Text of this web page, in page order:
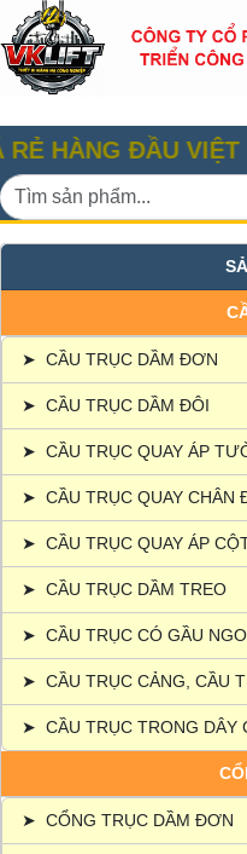
ĐẦU VIỆT NAM
➤ CẦU TRỤC DẦM ĐƠN
➤ CẦU TRỤC DẦM ĐÔI
➤ CẦU TRỤC QUAY ÁP
➤ CẦU TRỤC QUAY CHÂN
➤ CẦU TRỤC QUAY ÁP
➤ CẦU TRỤC DẦM TREO
➤ CẦU TRỤC CÓ GẦU
➤ CẦU TRỤC CẢNG, CẦU
➤ CẦU TRỤC TRONG DÂY
➤ CỔNG TRỤC DẦM ĐƠN